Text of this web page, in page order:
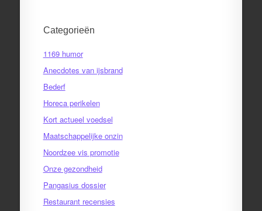
Categorieën
1169 humor
Anecdotes van ijsbrand
Bederf
Horeca perikelen
Kort actueel voedsel
Maatschappelijke onzin
Noordzee vis promotie
Onze gezondheid
Pangasius dossier
Restaurant recensies